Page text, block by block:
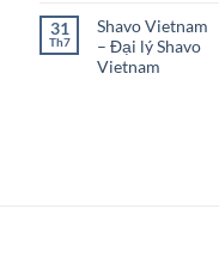
31
Th7
Shavo Vietnam
– Đại lý Shavo
Vietnam